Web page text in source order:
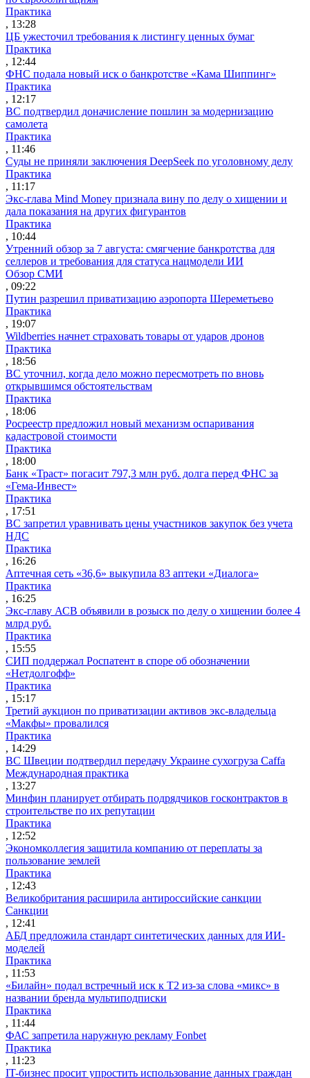
Практика
, 13:28
ЦБ ужесточил требования к листингу ценных бумаг
Практика
, 12:44
ФНС подала новый иск о банкротстве «Кама Шиппинг»
Практика
, 12:17
ВС подтвердил доначисление пошлин за модернизацию
самолета
Практика
, 11:46
Суды не приняли заключения DeepSeek по уголовному делу
Практика
, 11:17
Экс-глава Mind Money признала вину по делу о хищении и
дала показания на других фигурантов
Практика
, 10:44
Утренний обзор за 7 августа: смягчение банкротства для
селлеров и требования для статуса нацмодели ИИ
Обзор СМИ
, 09:22
Путин разрешил приватизацию аэропорта Шереметьево
Практика
, 19:07
Wildberries начнет страховать товары от ударов дронов
Практика
, 18:56
ВС уточнил, когда дело можно пересмотреть по вновь
открывшимся обстоятельствам
Практика
, 18:06
Росреестр предложил новый механизм оспаривания
кадастровой стоимости
Практика
, 18:00
Банк «Траст» погасит 797,3 млн руб. долга перед ФНС за
«Гема-Инвест»
Практика
, 17:51
ВС запретил уравнивать цены участников закупок без учета
НДС
Практика
, 16:26
Аптечная сеть «36,6» выкупила 83 аптеки «Диалога»
Практика
, 16:25
Экс-главу АСВ объявили в розыск по делу о хищении более 4
млрд руб.
Практика
, 15:55
СИП поддержал Роспатент в споре об обозначении
«Нетдолгофф»
Практика
, 15:17
Третий аукцион по приватизации активов экс-владельца
«Макфы» провалился
Практика
, 14:29
ВС Швеции подтвердил передачу Украине сухогруза Caffa
Международная практика
, 13:27
Минфин планирует отбирать подрядчиков госконтрактов в
строительстве по их репутации
Практика
, 12:52
Экономколлегия защитила компанию от переплаты за
пользование землей
Практика
, 12:43
Великобритания расширила антироссийские санкции
Санкции
, 12:41
АБД предложила стандарт синтетических данных для ИИ-
моделей
Практика
, 11:53
«Билайн» подал встречный иск к Т2 из-за слова «микс» в
названии бренда мультиподписки
Практика
, 11:44
ФАС запретила наружную рекламу Fonbet
Практика
, 11:23
IT-бизнес просит упростить использование данных граждан